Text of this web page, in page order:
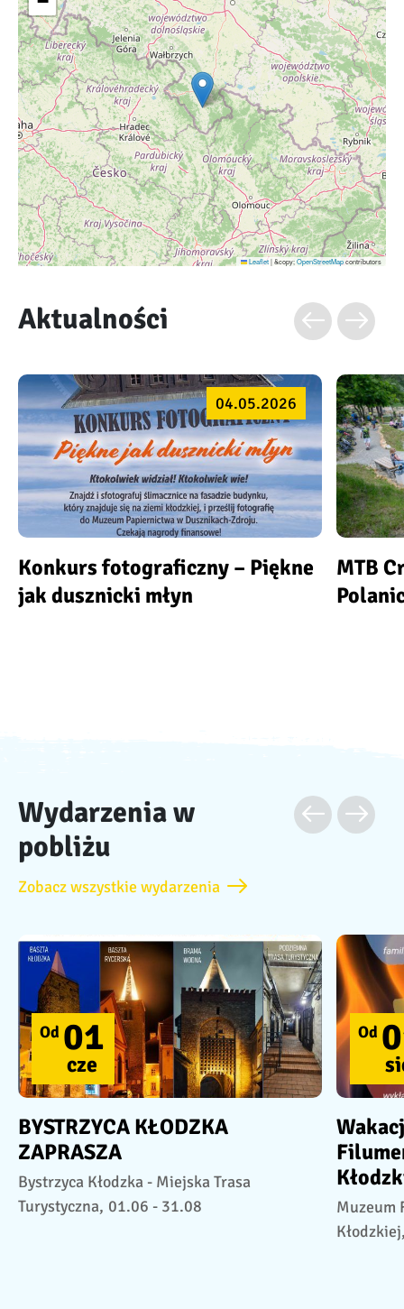
Leaflet|&copy;OpenStreetMapcontributors
Aktualności
04.05.2026
Konkurs fotograficzny – Piękne
jak dusznicki młyn
MTB
Wydarzenia w
pobliżu
Zobacz wszystkie wydarzenia
Od 01
cze
BYSTRZYCA KŁODZKA
ZAPRASZA
Bystrzyca Kłodzka - Miejska Trasa
Turystyczna, 01.06 - 31.08
Od
Muzeum